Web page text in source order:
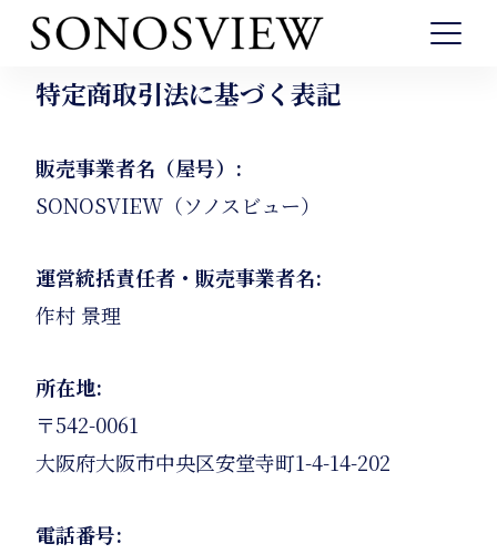
月～金 9時～12時
土 10時～18時
特定商取引法に基づく表記
販売事業者名（屋号）:
SONOSVIEW（ソノスビュー）
運営統括責任者・販売事業者名:
作村 景理
所在地:
〒542-0061
大阪府大阪市中央区安堂寺町1-4-14-202
電話番号: